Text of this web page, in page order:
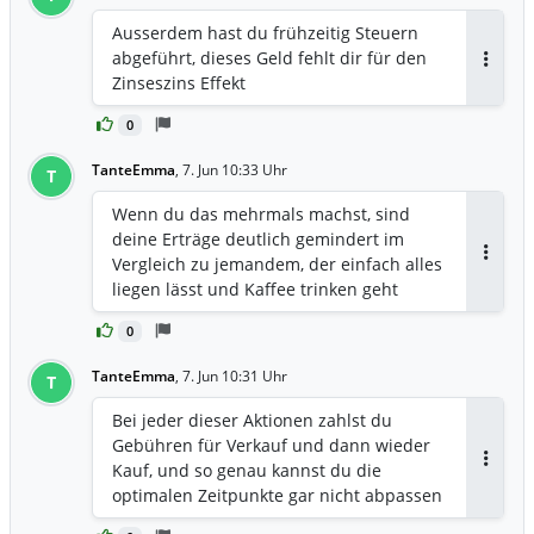
0
Ausserdem hast du frühzeitig Steuern
abgeführt, dieses Geld fehlt dir für den
Zinseszins Effekt
T TanteEmma, 7. Jun 10:33 Uhr
0
Wenn du das mehrmals machst, sind
deine Erträge deutlich gemindert im
Vergleich zu jemandem, der einfach alles
liegen lässt und Kaffee trinken geht
T TanteEmma, 7. Jun 10:31 Uhr
Bei jeder dieser Aktionen zahlst du
Gebühren für Verkauf und dann wieder
Kauf, und so genau kannst du die
optimalen Zeitpunkte gar nicht abpassen